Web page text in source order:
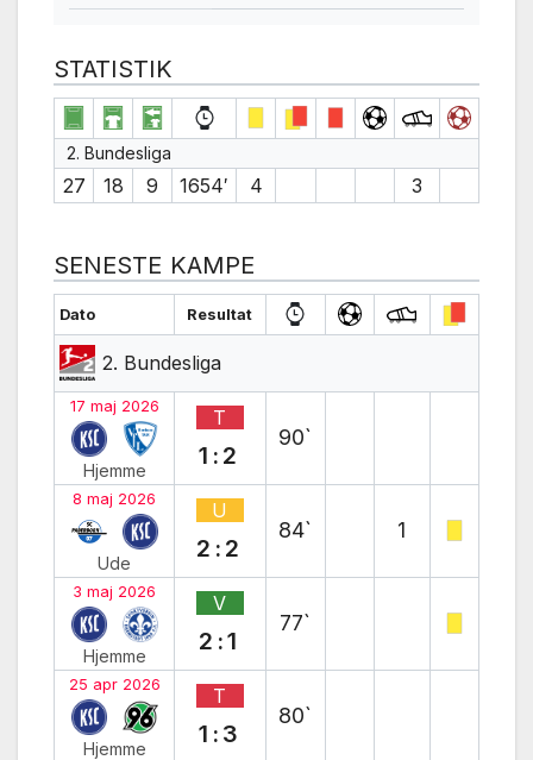
STATISTIK
2. Bundesliga
27 18 9 1654′ 4 3
SENESTE KAMPE
Dato Resultat
2. Bundesliga
17 maj 2026
Hjemme
T
1:2
90`
8 maj 2026
Ude
U
2:2
84` 1
3 maj 2026
Hjemme
V
2:1
77`
25 apr 2026
Hjemme
T
1:3
80`